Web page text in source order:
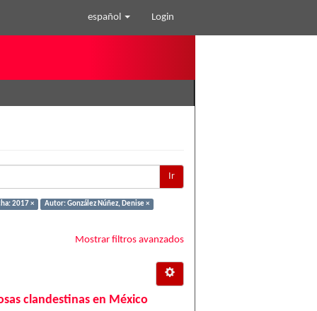
español Login
Ir
2017 ×
Autor: González Núñez, Denise ×
Mostrar filtros avanzados
clandestinas en México